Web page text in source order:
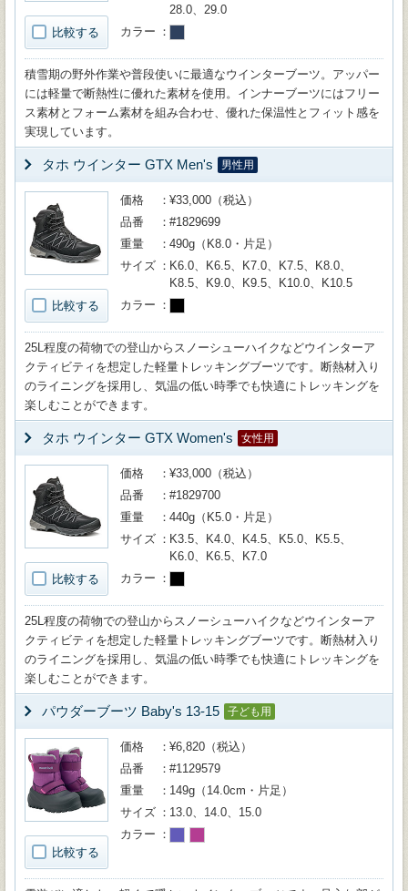
比較する
28.0、29.0
カラー
積雪期の野外作業や普段使いに最適なウインターブーツ。アッパー
には軽量で断熱性に優れた素材を使用。インナーブーツにはフリー
ス素材とフォーム素材を組み合わせ、優れた保温性とフィット感を
実現しています。
タホ ウインター GTX Men's 男性用
比較する
価格
¥33,000（税込）
品番
#1829699
重量
490g（K8.0・片足）
サイズ
K6.0、K6.5、K7.0、K7.5、K8.0、
K8.5、K9.0、K9.5、K10.0、K10.5
カラー
25L程度の荷物での登山からスノーシューハイクなどウインターア
クティビティを想定した軽量トレッキングブーツです。断熱材入り
のライニングを採用し、気温の低い時季でも快適にトレッキングを
楽しむことができます。
タホ ウインター GTX Women's 女性用
比較する
価格
¥33,000（税込）
品番
#1829700
重量
440g（K5.0・片足）
サイズ
K3.5、K4.0、K4.5、K5.0、K5.5、
K6.0、K6.5、K7.0
カラー
25L程度の荷物での登山からスノーシューハイクなどウインターア
クティビティを想定した軽量トレッキングブーツです。断熱材入り
のライニングを採用し、気温の低い時季でも快適にトレッキングを
楽しむことができます。
パウダーブーツ Baby's 13-15 子ども用
比較する
価格
¥6,820（税込）
品番
#1129579
重量
149g（14.0cm・片足）
サイズ
13.0、14.0、15.0
カラー